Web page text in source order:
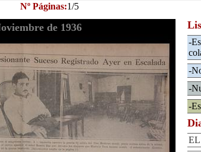
Nº Páginas:1/5
de 1936
-
-
-
-